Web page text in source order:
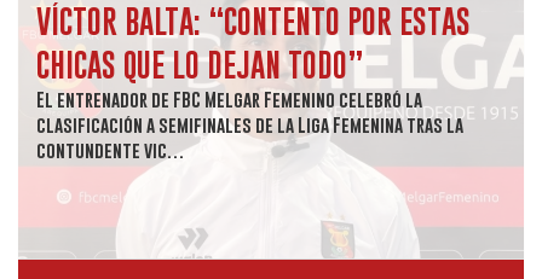
VÍCTOR BALTA: “CONTENTO POR ESTAS
CHICAS QUE LO DEJAN TODO”
El entrenador de FBC Melgar Femenino celebró la
clasificación a semifinales de la Liga Femenina tras la
contundente vic…